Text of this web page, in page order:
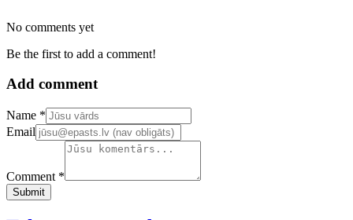
No comments yet
Be the first to add a comment!
Add comment
Confirm your email address
Name *
Email
Comment *
Submit